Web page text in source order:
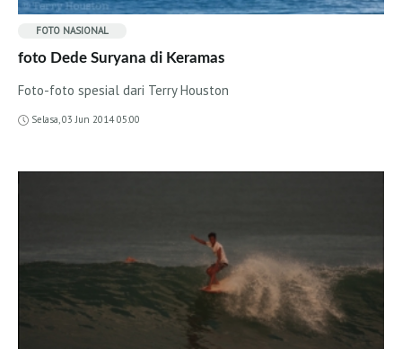
Email dan Editor Surftotal
Toko Surfing
FOTO NASIONAL
foto Dede Suryana di Keramas
Foto-foto spesial dari Terry Houston
Selasa, 03 Jun 2014 05:00